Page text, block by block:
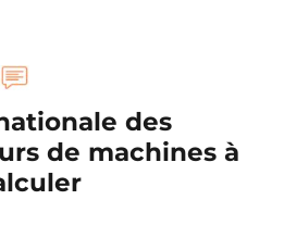
des
de machines à